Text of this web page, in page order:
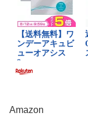
Amazon